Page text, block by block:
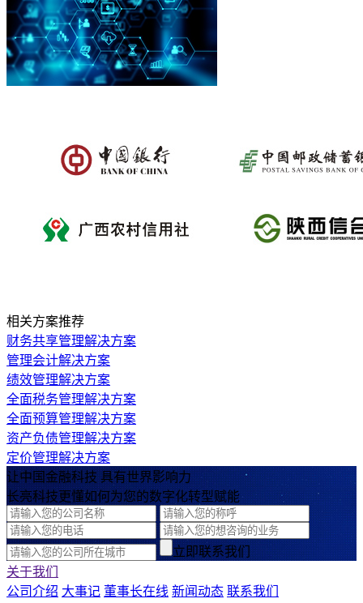
相关方案推荐
财务共享管理解决方案
管理会计解决方案
绩效管理解决方案
全面税务管理解决方案
全面预算管理解决方案
资产负债管理解决方案
定价管理解决方案
让中国金融科技 具有世界影响力
长亮科技更懂如何为您的数字化转型赋能
立即联系我们
关于我们
公司介绍 大事记 董事长在线 新闻动态 联系我们